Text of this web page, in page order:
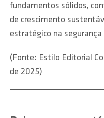
fundamentos sólidos,
de crescimento
estratégico na
(Fonte: Estilo Editorial
de 2025)